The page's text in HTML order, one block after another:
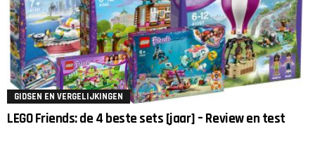
GIDSEN EN VERGELIJKINGEN
LEGO Friends: de 4 beste sets [jaar] – Review en test